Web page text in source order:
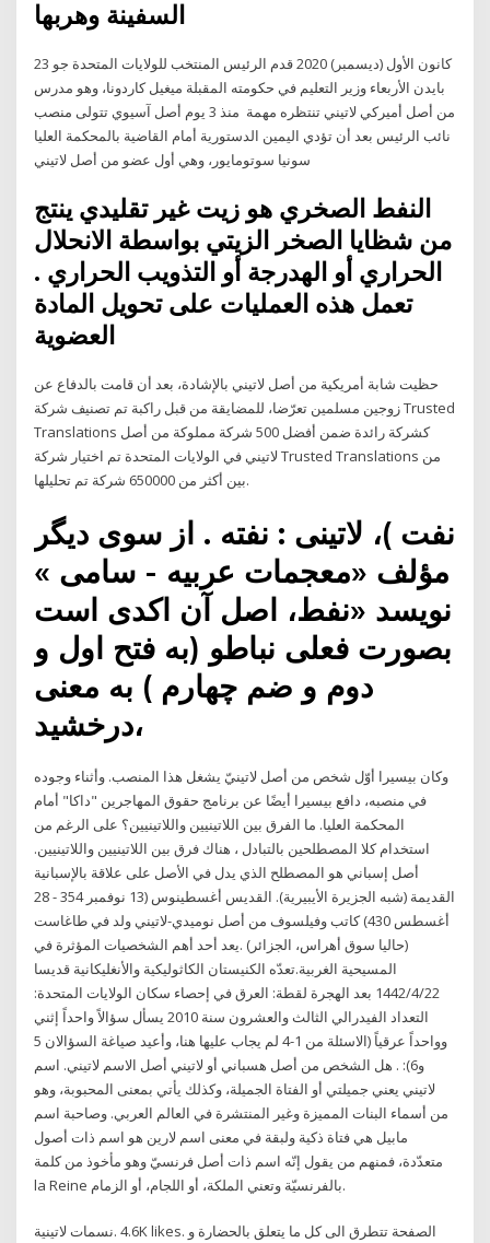
23 كانون الأول (ديسمبر) 2020 قدم الرئيس المنتخب للولايات المتحدة جو
بايدن الأربعاء وزير التعليم في حكومته المقبلة ميغيل كاردونا، وهو مدرس
من أصل أميركي لاتيني تنتظره مهمة منذ 3 يوم أصل آسيوي تتولى منصب
نائب الرئيس بعد أن تؤدي اليمين الدستورية أمام القاضية بالمحكمة العليا
النفط الصخري هو زيت غير تقليدي ينتج
من شظايا الصخر الزيتي بواسطة الانحلال
الحراري أو الهدرجة أو التذويب الحراري .
تعمل هذه العمليات على تحويل المادة
حظيت شابة أمريكية من أصل لاتيني بالإشادة، بعد أن قامت بالدفاع عن
زوجين مسلمين تعرّضا، للمضايقة من قبل راكبة تم تصنيف شركة Trusted
Translations كشركة رائدة ضمن أفضل 500 شركة مملوكة من أصل
لاتيني في الولايات المتحدة تم اختيار شركة Trusted Translations من
بين أكثر من 650000 شركة تم تحليلها.
نفت )، لاتینی : نفته . از سوی دیگر
مؤلف «معجمات عربیه - سامی »
نویسد «نفط، اصل آن اکدی است
بصورت فعلی نباطو (به فتح اول و
دوم و ضم چهارم ) به معنی
درخشید،
وكان بيسيرا أوّل شخص من أصل لاتينيّ يشغل هذا المنصب. وأثناء وجوده
في منصبه، دافع بيسيرا أيضًا عن برنامج حقوق المهاجرين "داكا" أمام
المحكمة العليا. ما الفرق بين اللاتينيين واللاتينيين؟ على الرغم من
استخدام كلا المصطلحين بالتبادل ، هناك فرق بين اللاتينيين واللاتينيين.
أصل إسباني هو المصطلح الذي يدل في الأصل على علاقة بالإسبانية
القديمة (شبه الجزيرة الأيبيرية). القديس أغسطينوس (13 نوفمبر 354 - 28
أغسطس 430) كاتب وفيلسوف من أصل نوميدي-لاتيني ولد في طاغاست
(حاليا سوق أهراس، الجزائر) .يعد أحد أهم الشخصيات المؤثرة في
المسيحية الغربية.تعدّه الكنيستان الكاثوليكية والأنغليكانية قديسا
22‏‏/4‏‏/1442 بعد الهجرة لقطة: العرق في إحصاء سكان الولايات المتحدة:
التعداد الفيدرالي الثالث والعشرون سنة 2010 يسأل سؤالاً واحداً إثني
وواحداً عرقياً (الاسئلة من 1-4 لم يجاب عليها هنا، وأعيد صياغة السؤالان 5
و6): . هل الشخص من أصل هسباني أو لاتيني أصل الاسم لاتيني. اسم
لاتيني يعني جميلتي أو الفتاة الجميلة، وكذلك يأتي بمعنى المحبوبة، وهو
من أسماء البنات المميزة وغير المنتشرة في العالم العربي. وصاحبة اسم
مابيل هي فتاة ذكية ولبقة في معنى اسم لارين هو اسم ذات أصول
متعدّدة، فمنهم من يقول إنّه اسم ذات أصل فرنسيّ وهو مأخوذ من كلمة
la Reine بالفرنسيّة وتعني الملكة، أو اللجام، أو الزمام.